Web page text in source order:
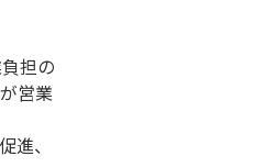
担の
営業
進、